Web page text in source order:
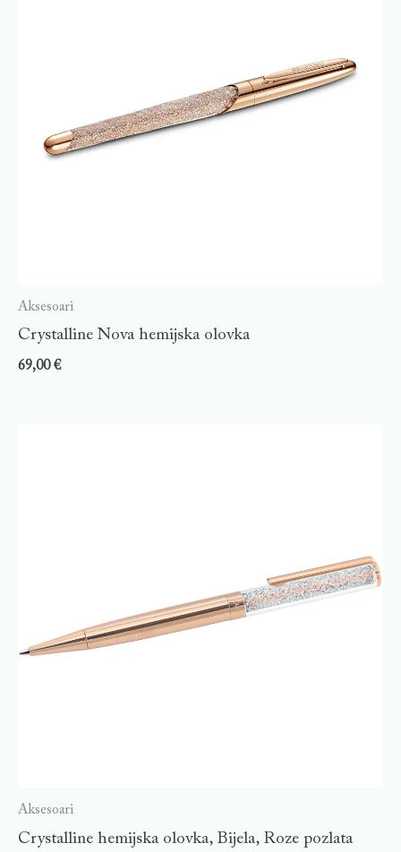
Aksesoari
Crystalline Nova hemijska olovka
69,00€
Aksesoari
Crystalline hemijska olovka, Bijela, Roze pozlata